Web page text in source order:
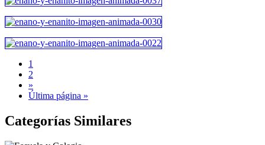
1
2
»
Última página »
Categorías Similares